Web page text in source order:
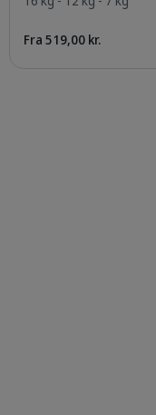
Fra 519,00 kr.
S-T-Dog_face.png